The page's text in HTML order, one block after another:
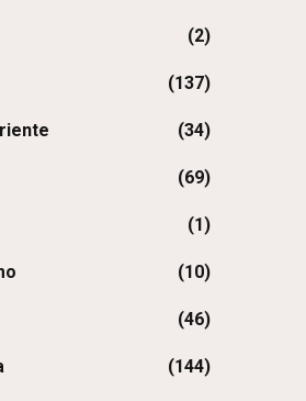
(2)
(137)
(34)
(69)
(1)
(10)
(46)
(144)